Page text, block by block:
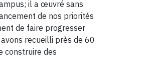
il a œuvré sans
de nos priorités
de faire progresser
recueilli près de 60
construire des